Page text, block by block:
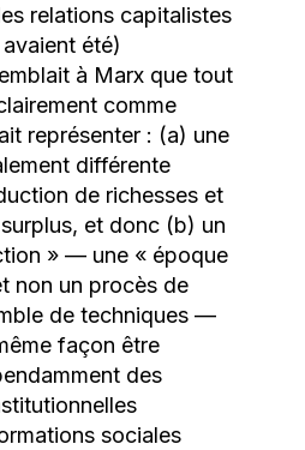
relations capitalistes
été)
à Marx que tout
comme
représenter : (a) une
différente
de richesses et
et donc (b) un
» — une « époque
non un procès de
de techniques —
façon être
des
sociales